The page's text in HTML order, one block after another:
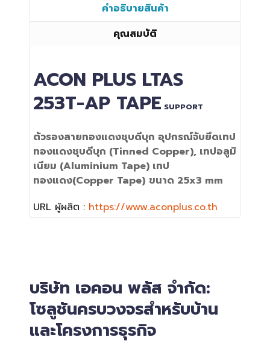
คำอธิบายสินค้า
คุณสมบัติ
ACON PLUS LTAS
253T-AP TAPE SUPPORT
ตัวรองสายทองแดงชุบดีบุก อุปกรณ์จับยึดเทป
ทองแดงชุบดีบุก (Tinned Copper), เทปอลูมิ
เนียม (Aluminium Tape) เทป
ทองแดง(Copper Tape) ขนาด 25x3 mm
URL ผู้ผลิต : https://www.aconplus.co.th
บริษัท เอคอน พลัส จำกัด:
โซลูชันครบวงจรสำหรับบ้าน
และโครงการธุรกิจ